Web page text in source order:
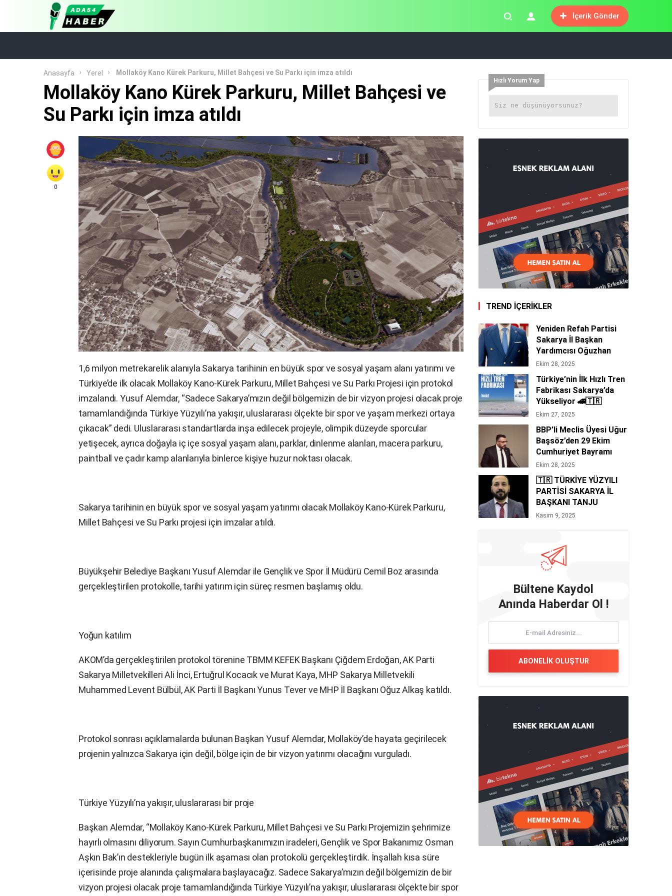
İçerik Gönder
Anasayfa Yerel Mollaköy Kano Kürek Parkuru, Millet Bahçesi ve Su Parkı için imza atıldı
Mollaköy Kano Kürek Parkuru, Millet Bahçesi ve
Su Parkı için imza atıldı
0
1,6 milyon metrekarelik alanıyla Sakarya tarihinin en büyük spor ve sosyal yaşam alanı yatırımı ve
Türkiye’de ilk olacak Mollaköy Kano-Kürek Parkuru, Millet Bahçesi ve Su Parkı Projesi için protokol
imzalandı. Yusuf Alemdar, “Sadece Sakarya’mızın değil bölgemizin de bir vizyon projesi olacak proje
tamamlandığında Türkiye Yüzyılı’na yakışır, uluslararası ölçekte bir spor ve yaşam merkezi ortaya
çıkacak” dedi. Uluslararası standartlarda inşa edilecek projeyle, olimpik düzeyde sporcular
yetişecek, ayrıca doğayla iç içe sosyal yaşam alanı, parklar, dinlenme alanları, macera parkuru,
paintball ve çadır kamp alanlarıyla binlerce kişiye huzur noktası olacak.
Sakarya tarihinin en büyük spor ve sosyal yaşam yatırımı olacak Mollaköy Kano-Kürek Parkuru,
Millet Bahçesi ve Su Parkı projesi için imzalar atıldı.
Büyükşehir Belediye Başkanı Yusuf Alemdar ile Gençlik ve Spor İl Müdürü Cemil Boz arasında
gerçekleştirilen protokolle, tarihi yatırım için süreç resmen başlamış oldu.
Yoğun katılım
AKOM’da gerçekleştirilen protokol törenine TBMM KEFEK Başkanı Çiğdem Erdoğan, AK Parti
Sakarya Milletvekilleri Ali İnci, Ertuğrul Kocacık ve Murat Kaya, MHP Sakarya Milletvekili
Muhammed Levent Bülbül, AK Parti İl Başkanı Yunus Tever ve MHP İl Başkanı Oğuz Alkaş katıldı.
Protokol sonrası açıklamalarda bulunan Başkan Yusuf Alemdar, Mollaköy’de hayata geçirilecek
projenin yalnızca Sakarya için değil, bölge için de bir vizyon yatırımı olacağını vurguladı.
Türkiye Yüzyılı’na yakışır, uluslararası bir proje
Başkan Alemdar, “Mollaköy Kano-Kürek Parkuru, Millet Bahçesi ve Su Parkı Projemizin şehrimize
hayırlı olmasını diliyorum. Sayın Cumhurbaşkanımızın iradeleri, Gençlik ve Spor Bakanımız Osman
Aşkın Bak’ın destekleriyle bugün ilk aşaması olan protokolü gerçekleştirdik. İnşallah kısa süre
içerisinde proje alanında çalışmalara başlayacağız. Sadece Sakarya’mızın değil bölgemizin de bir
vizyon projesi olacak proje tamamlandığında Türkiye Yüzyılı’na yakışır, uluslararası ölçekte bir spor
Hızlı Yorum Yap
TREND İÇERİKLER
Yeniden Refah Partisi
Sakarya İl Başkan
Yardımcısı Oğuzhan
Tepe’den 29 Ekim
Cumhuriyet Bayramı
Mesajı 🇹🇷
Ekim 28, 2025
Türkiye’nin İlk Hızlı Tren
Fabrikası Sakarya’da
Yükseliyor 🚄🇹🇷
Ekim 27, 2025
BBP’li Meclis Üyesi Uğur
Başsöz’den 29 Ekim
Cumhuriyet Bayramı
Mesajı 🇹🇷
Ekim 28, 2025
🇹🇷 TÜRKİYE YÜZYILI
PARTİSİ SAKARYA İL
BAŞKANI TANJU
BOZAN’DAN 10 KASIM
Kasım 9, 2025
Bültene Kaydol
Anında Haberdar Ol !
ABONELİK OLUŞTUR